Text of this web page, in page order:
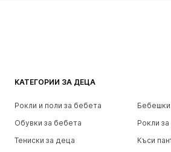
КАТЕГОРИИ ЗА ДЕЦА
Рокли и поли за бебета
Обувки за бебета
Рокли
Тениски за деца
Къси